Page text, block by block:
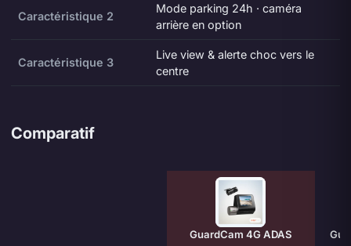
Caractéristique 2
Mode parking 24h · caméra
arrière en option
Caractéristique 3
Live view & alerte choc vers le
centre
Comparatif
GuardCam 4G ADAS